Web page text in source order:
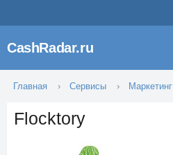
CashRadar.ru
Главная Сервисы Маркетинг
Flocktory